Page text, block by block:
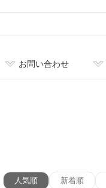
お問い合わせ
人気順 新着順